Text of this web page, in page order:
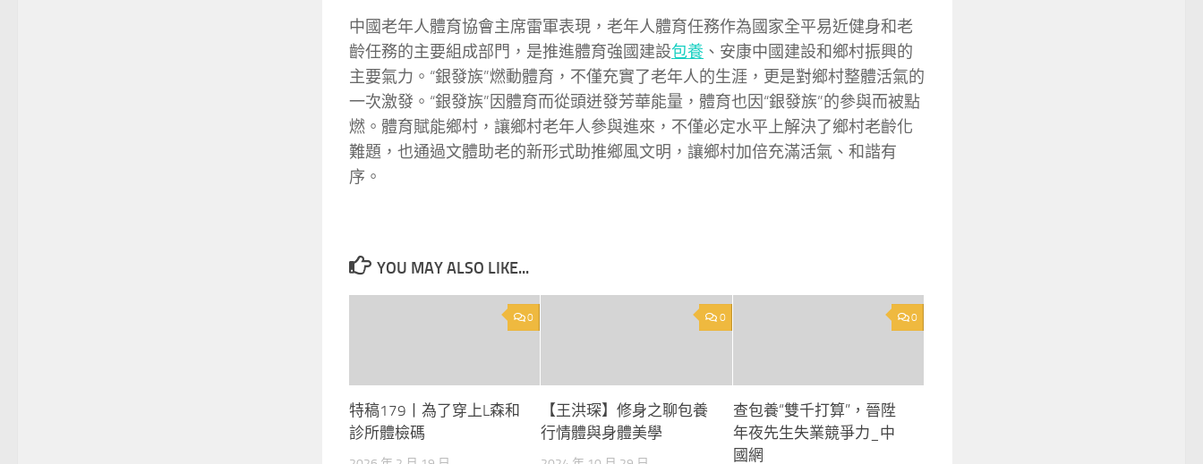
中國老年人體育協會主席雷軍表現，老年人體育任務作為國家全平易近健身和老
齡任務的主要組成部門，是推進體育強國建設包養 、安康中國建設和鄉村振興的
主要氣力。“銀發族”燃動體育，不僅充實了老年人的生涯，更是對鄉村整體活氣的
一次激發。“銀發族”因體育而從頭迸發芳華能量，體育也因“銀發族”的參與而被點
燃。體育賦能鄉村，讓鄉村老年人參與進來，不僅必定水平上解決了鄉村老齡化
難題，也通過文體助老的新形式助推鄉風文明，讓鄉村加倍充滿活氣、和諧有
序。
YOU MAY ALSO LIKE...
0
特稿179丨為了穿上L森和
診所體檢碼
0
【王洪琛】修身之聊包養
行情體與身體美學
0
查包養“雙千打算”，晉陞
年夜先生失業競爭力_中
國網